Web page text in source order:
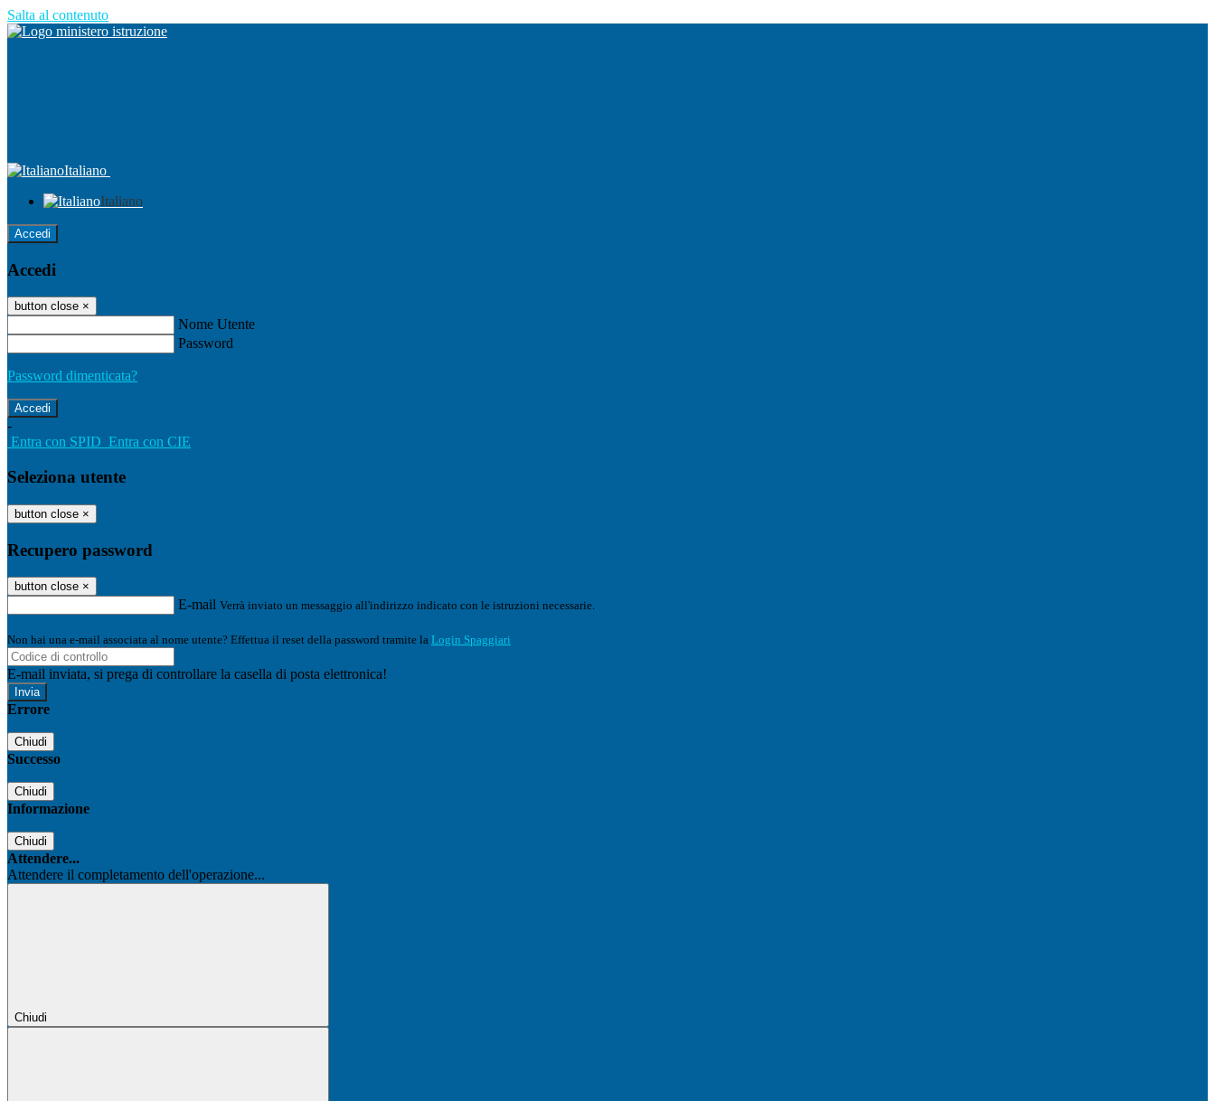
Salta al contenuto
Italiano
Italiano
Accedi
Accedi
button close ×
Nome Utente
Password
Password dimenticata?
-
Entra con SPID Entra con CIE
Seleziona utente
button close ×
Recupero password
button close ×
E-mail Verrà inviato un messaggio all'indirizzo indicato con le istruzioni necessarie.
Non hai una e-mail associata al nome utente? Effettua il reset della password tramite la Login Spaggiari
E-mail inviata, si prega di controllare la casella di posta elettronica!
Errore
Chiudi
Successo
Chiudi
Informazione
Chiudi
Attendere...
Attendere il completamento dell'operazione...
Chiudi